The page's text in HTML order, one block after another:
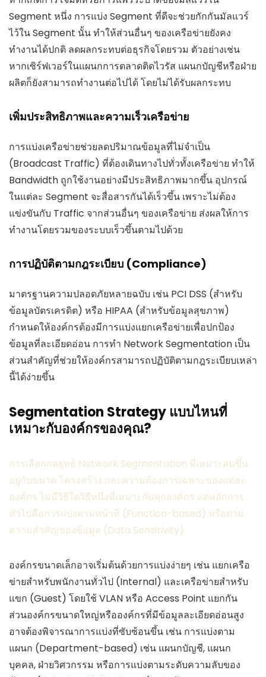
Segment หนึ่ง การแบ่ง Segment ที่ดีจะช่วยกักกันมัลแวร์
ไว้ใน Segment นั้น ทำให้ส่วนอื่นๆ ของเครือข่ายยังคง
ทำงานได้ปกติ ลดผลกระทบต่อธุรกิจโดยรวม ตัวอย่างเช่น
หากเซิร์ฟเวอร์ในแผนกการตลาดติดไวรัส แผนกบัญชีหรือฝ่าย
ผลิตก็ยังสามารถทำงานต่อไปได้ โดยไม่ได้รับผลกระทบ
เพิ่มประสิทธิภาพและความเร็วเครือข่าย
การแบ่งเครือข่ายช่วยลดปริมาณข้อมูลที่ไม่จำเป็น
(Broadcast Traffic) ที่ต้องเดินทางไปทั่วทั้งเครือข่าย ทำให้
Bandwidth ถูกใช้งานอย่างมีประสิทธิภาพมากขึ้น อุปกรณ์
ในแต่ละ Segment จะสื่อสารกันได้เร็วขึ้น เพราะไม่ต้อง
แข่งขันกับ Traffic จากส่วนอื่นๆ ของเครือข่าย ส่งผลให้การ
ทำงานโดยรวมของระบบเร็วขึ้นตามไปด้วย
การปฏิบัติตามกฎระเบียบ (Compliance)
มาตรฐานความปลอดภัยหลายฉบับ เช่น PCI DSS (สำหรับ
ข้อมูลบัตรเครดิต) หรือ HIPAA (สำหรับข้อมูลสุขภาพ)
กำหนดให้องค์กรต้องมีการแบ่งแยกเครือข่ายเพื่อปกป้อง
ข้อมูลที่ละเอียดอ่อน การทำ Network Segmentation เป็น
ส่วนสำคัญที่ช่วยให้องค์กรสามารถปฏิบัติตามกฎระเบียบเหล่า
นี้ได้ง่ายขึ้น
Segmentation Strategy แบบไหนที่
เหมาะกับองค์กรของคุณ?
การเลือกกลยุทธ์ Network Segmentation ที่เหมาะสมขึ้น
อยู่กับขนาด โครงสร้าง และความต้องการเฉพาะของแต่ละ
องค์กร ไม่มีวิธีใดวิธีหนึ่งที่เหมาะกับทุกองค์กร แต่หลักการ
ทั่วไปคือการแบ่งตามหน้าที่ (Function-based) หรือตาม
ความสำคัญของข้อมูล (Data Sensitivity)
องค์กรขนาดเล็กอาจเริ่มต้นด้วยการแบ่งง่ายๆ เช่น แยกเครือ
ข่ายสำหรับพนักงานทั่วไป (Internal) และเครือข่ายสำหรับ
แขก (Guest) โดยใช้ VLAN หรือ Access Point แยกกัน
ส่วนองค์กรขนาดใหญ่หรือองค์กรที่มีข้อมูลละเอียดอ่อนสูง
อาจต้องพิจารณาการแบ่งที่ซับซ้อนขึ้น เช่น การแบ่งตาม
แผนก (Department-based) เช่น แผนกบัญชี, แผนก
บุคคล, ฝ่ายวิศวกรรม หรือการแบ่งตามระดับความลับของ